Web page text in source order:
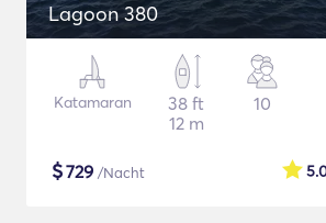
Lagoon 380
Katamaran
38 ft
12 m
10
$729 /Nacht